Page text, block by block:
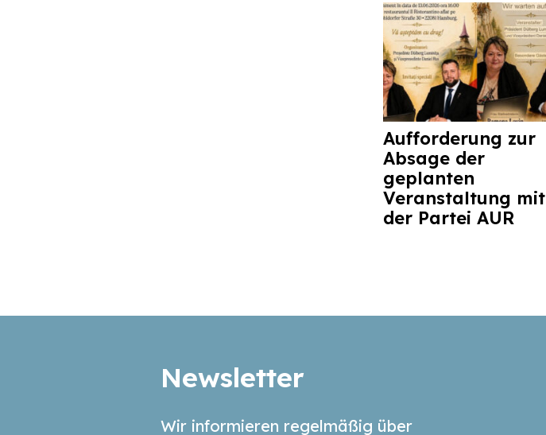
Aufforderung zur
Absage der
geplanten
Veranstaltung mit
der Partei AUR
Newsletter
Wir informieren regelmäßig über